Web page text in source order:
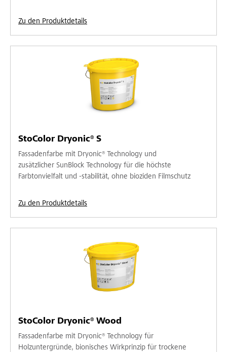
Zu den Produktdetails
StoColor Dryonic® S
Fassadenfarbe mit Dryonic® Technology und
zusätzlicher SunBlock Technology für die höchste
Farbtonvielfalt und -stabilität, ohne bioziden Filmschutz
Zu den Produktdetails
StoColor Dryonic® Wood
Fassadenfarbe mit Dryonic® Technology für
Holzuntergründe, bionisches Wirkprinzip für trockene